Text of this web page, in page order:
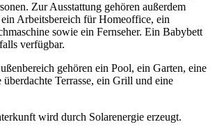
Zur Ausstattung gehören außerdem
Arbeitsbereich für Homeoffice, ein
sowie ein Fernseher. Ein Babybett
verfügbar.
gehören ein Pool, ein Garten, eine
überdachte Terrasse, ein Grill und eine
wird durch Solarenergie erzeugt.